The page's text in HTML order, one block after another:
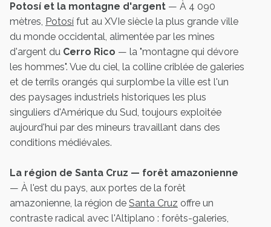
Potosí et la montagne d'argent — À 4 090
mètres, Potosí fut au XVIe siècle la plus grande ville
du monde occidental, alimentée par les mines
d'argent du Cerro Rico — la "montagne qui dévore
les hommes". Vue du ciel, la colline criblée de galeries
et de terrils orangés qui surplombe la ville est l'un
des paysages industriels historiques les plus
singuliers d'Amérique du Sud, toujours exploitée
aujourd'hui par des mineurs travaillant dans des
conditions médiévales.
La région de Santa Cruz — forêt amazonienne
— À l'est du pays, aux portes de la forêt
amazonienne, la région de Santa Cruz offre un
contraste radical avec l'Altiplano : forêts-galeries,